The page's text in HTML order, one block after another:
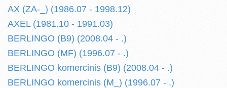
AX (ZA-_) (1986.07 - 1998.12)
AXEL (1981.10 - 1991.03)
BERLINGO (B9) (2008.04 - .)
BERLINGO (MF) (1996.07 - .)
BERLINGO komercinis (B9) (2008.04 - .)
BERLINGO komercinis (M_) (1996.07 - .)